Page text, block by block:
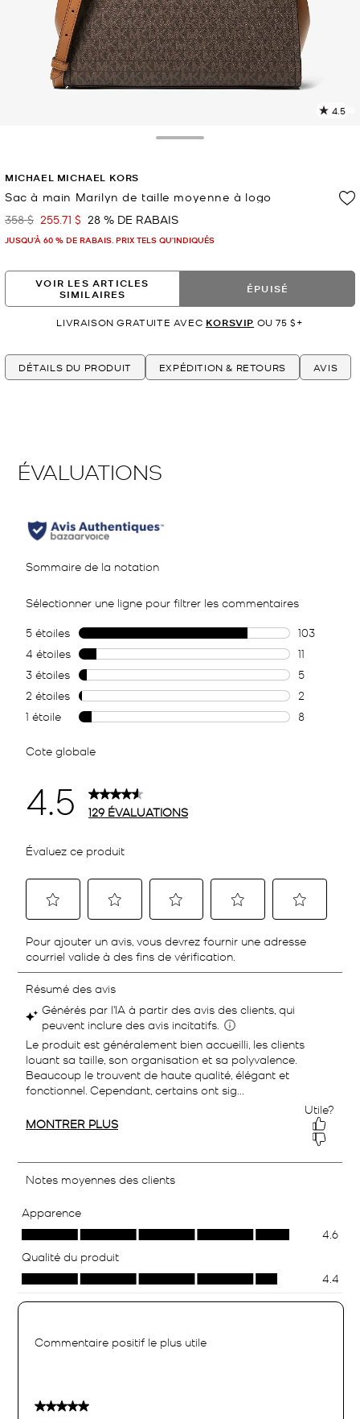
4.5
MICHAEL MICHAEL KORS
Sac à main Marilyn de taille moyenne à logo
était
358 $ maintenant
255.71 $ 28 % DE RABAIS
JUSQU’À 60 % DE RABAIS. PRIX TELS QU'INDIQUÉS
VOIR LES ARTICLES
SIMILAIRES
ÉPUISÉ
LIVRAISON GRATUITE AVEC KORSVIP OU 75 $+
DÉTAILS DU PRODUIT EXPÉDITION & RETOURS AVIS